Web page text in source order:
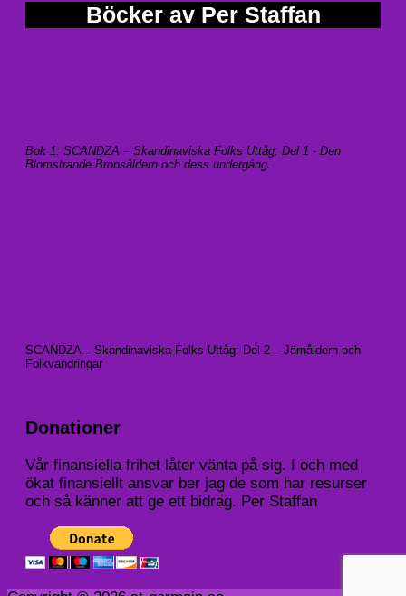
Böcker av Per Staffan
Bok 1: SCANDZA – Skandinaviska Folks Uttåg: Del 1 - Den
Blomstrande Bronsåldern och dess undergång
SCANDZA – Skandinaviska Folks Uttåg: Del 2 – Järnåldern och
Folkvandringar
Donationer
Vår finansiella frihet låter vänta på sig. I och med
ökat finansiellt ansvar ber jag de som har resurser
och så känner att ge ett bidrag. Per Staffan